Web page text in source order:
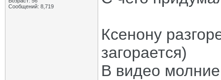
Сообщений: 8,719
Ксенону
загорается)
В видео